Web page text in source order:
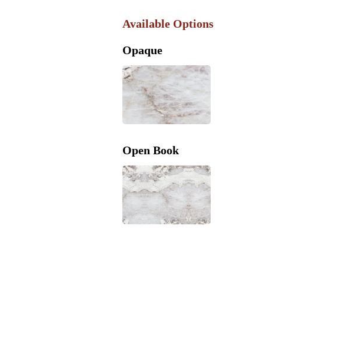
Available Options
Opaque
Open Book